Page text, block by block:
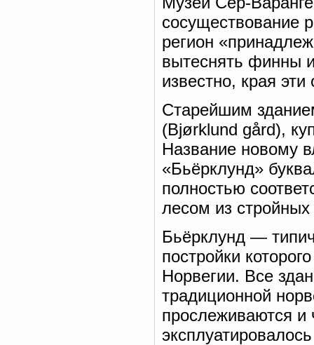
сосуществование
регион
вытеснять финны
известно, края
Старейшим
(Bjørklund gård),
Название новому
«Бьёрклунд»
полностью
лесом из стройных
Бьёрклунд —
постройки
Норвегии. Все
традиционной
прослеживаются и